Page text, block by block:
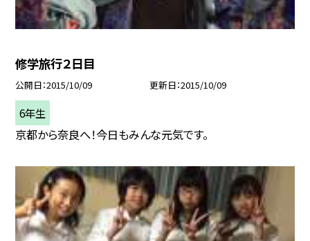
修学旅行２日目
公開日 2015/10/09 更新日 2015/10/09
6年生
京都から奈良へ！今日もみんな元気です。